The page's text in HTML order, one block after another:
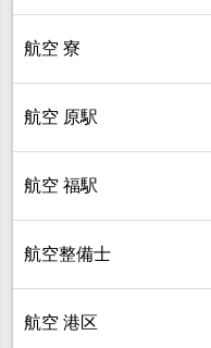
航空 寮
航空 原駅
航空 福駅
航空整備士
航空 港区